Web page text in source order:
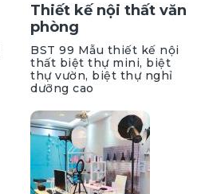
Thiết kế nội thất văn
phòng
BST 99 Mẫu thiết kế nội
thất biệt thự mini, biệt
thự vườn, biệt thự nghỉ
dưỡng cao